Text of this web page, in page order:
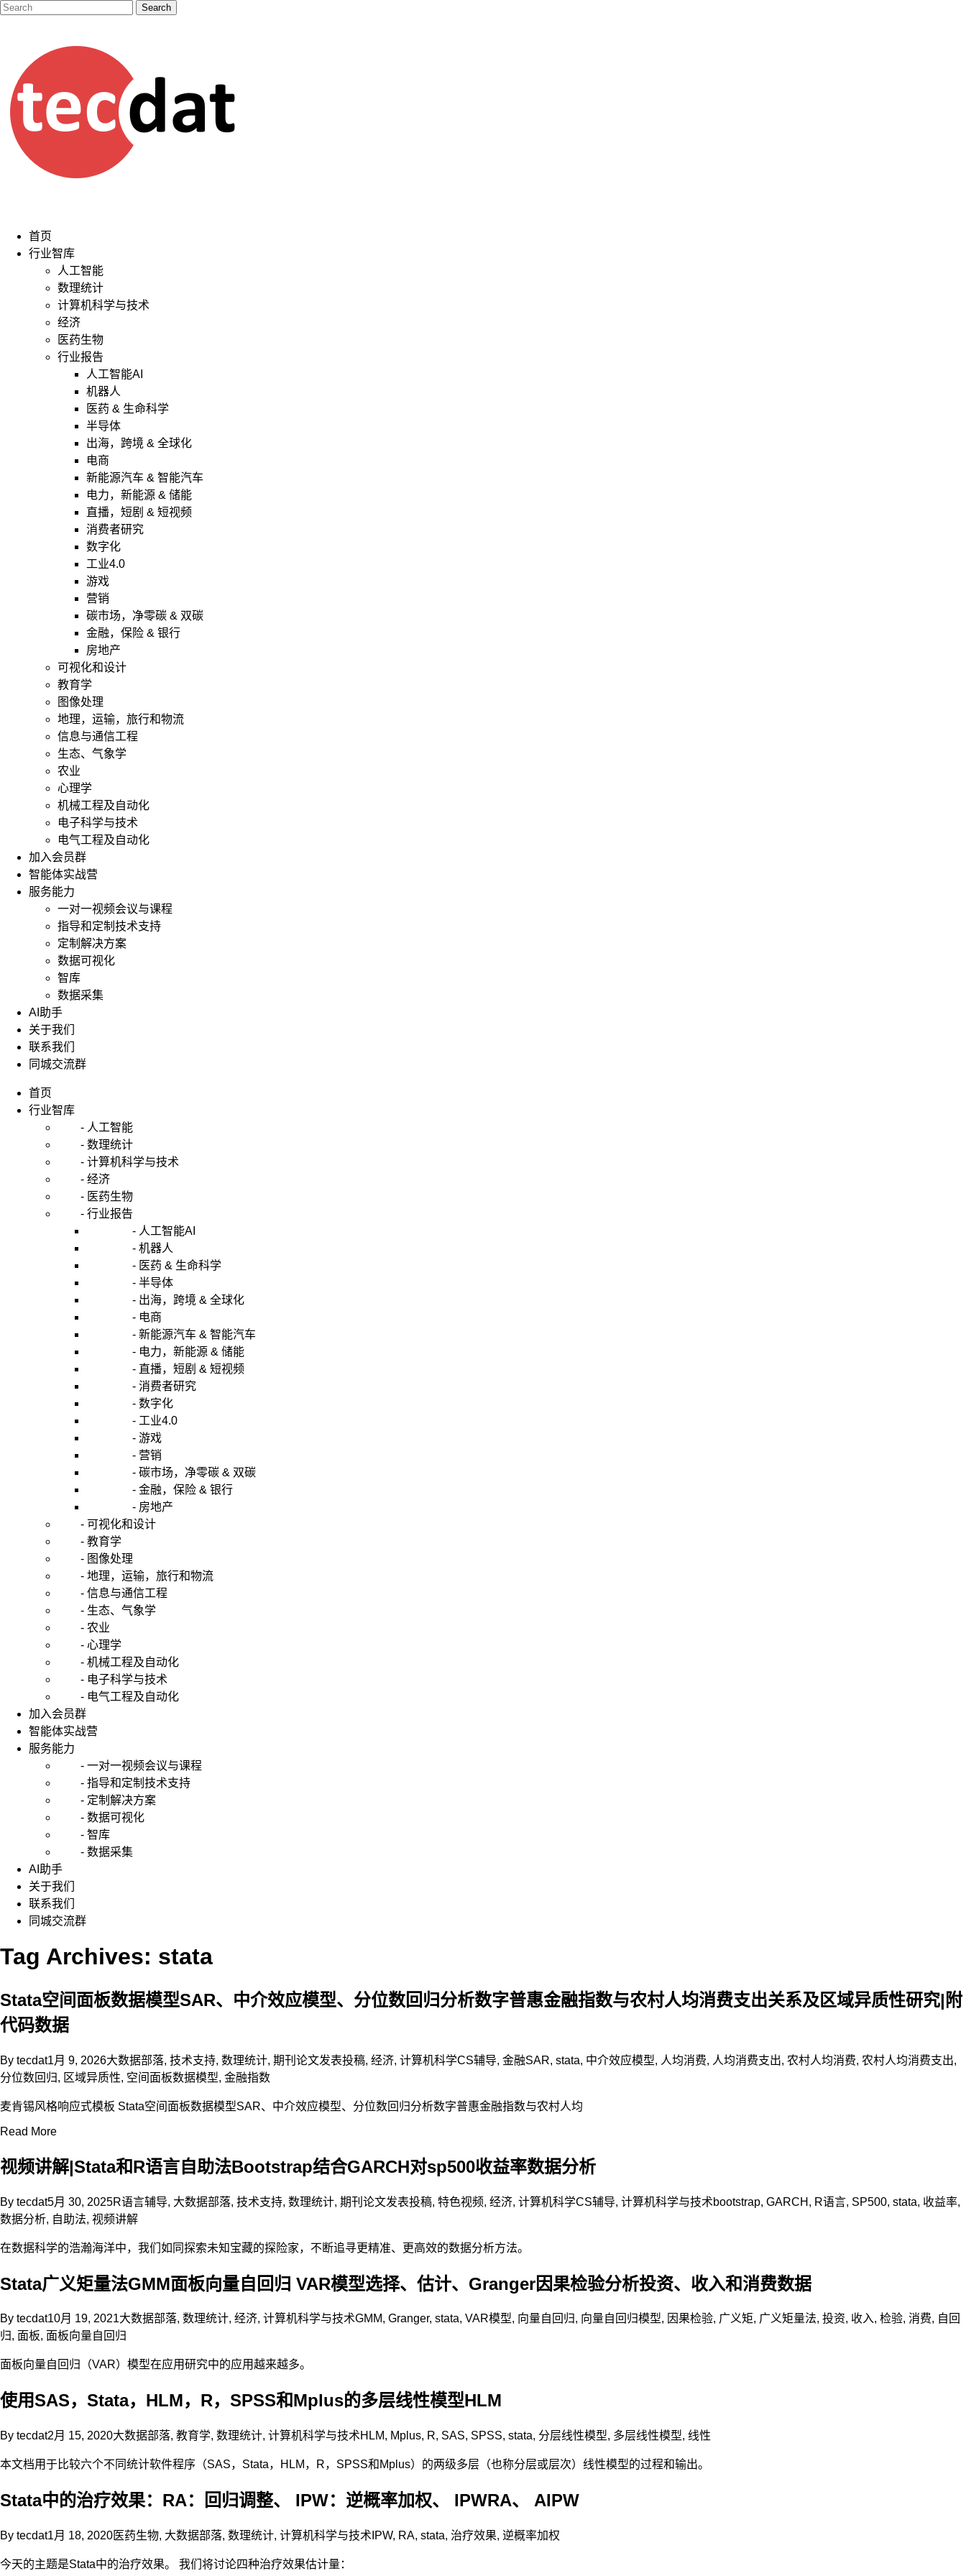
首页
行业智库
人工智能
数理统计
计算机科学与技术
经济
医药生物
行业报告
人工智能AI
机器人
医药 & 生命科学
半导体
出海，跨境 & 全球化
电商
新能源汽车 & 智能汽车
电力，新能源 & 储能
直播，短剧 & 短视频
消费者研究
数字化
工业4.0
游戏
营销
碳市场，净零碳 & 双碳
金融，保险 & 银行
房地产
可视化和设计
教育学
图像处理
地理，运输，旅行和物流
信息与通信工程
生态、气象学
农业
心理学
机械工程及自动化
电子科学与技术
电气工程及自动化
加入会员群
智能体实战营
服务能力
一对一视频会议与课程
指导和定制技术支持
定制解决方案
数据可视化
智库
数据采集
AI助手
关于我们
联系我们
同城交流群
首页
行业智库
- 人工智能
- 数理统计
- 计算机科学与技术
- 经济
- 医药生物
- 行业报告
- 人工智能AI
- 机器人
- 医药 & 生命科学
- 半导体
- 出海，跨境 & 全球化
- 电商
- 新能源汽车 & 智能汽车
- 电力，新能源 & 储能
- 直播，短剧 & 短视频
- 消费者研究
- 数字化
- 工业4.0
- 游戏
- 营销
- 碳市场，净零碳 & 双碳
- 金融，保险 & 银行
- 房地产
- 可视化和设计
- 教育学
- 图像处理
- 地理，运输，旅行和物流
- 信息与通信工程
- 生态、气象学
- 农业
- 心理学
- 机械工程及自动化
- 电子科学与技术
- 电气工程及自动化
加入会员群
智能体实战营
服务能力
- 一对一视频会议与课程
- 指导和定制技术支持
- 定制解决方案
- 数据可视化
- 智库
- 数据采集
AI助手
关于我们
联系我们
同城交流群
Tag Archives: stata
Stata空间面板数据模型SAR、中介效应模型、分位数回归分析数字普惠金融指数与农村人均消费支出关系及区域异质性研究|附
代码数据
By tecdat1月 9, 2026大数据部落, 技术支持, 数理统计, 期刊论文发表投稿, 经济, 计算机科学CS辅导, 金融SAR, stata, 中介效应模型, 人均消费, 人均消费支出, 农村人均消费, 农村人均消费支出,
分位数回归, 区域异质性, 空间面板数据模型, 金融指数
麦肯锡风格响应式模板 Stata空间面板数据模型SAR、中介效应模型、分位数回归分析数字普惠金融指数与农村人均
Read More
视频讲解|Stata和R语言自助法Bootstrap结合GARCH对sp500收益率数据分析
By tecdat5月 30, 2025R语言辅导, 大数据部落, 技术支持, 数理统计, 期刊论文发表投稿, 特色视频, 经济, 计算机科学CS辅导, 计算机科学与技术bootstrap, GARCH , R语言, SP500, stata, 收益率,
数据分析, 自助法, 视频讲解
在数据科学的浩瀚海洋中，我们如同探索未知宝藏的探险家，不断追寻更精准、更高效的数据分析方法。
Stata广义矩量法GMM面板向量自回归 VAR模型选择、估计、Granger因果检验分析投资、收入和消费数据
By tecdat10月 19, 2021大数据部落, 数理统计, 经济, 计算机科学与技术GMM, Granger, stata, VAR模型, 向量自回归, 向量自回归模型, 因果检验, 广义矩, 广义矩量法, 投资, 收入, 检验, 消费, 自回
归, 面板, 面板向量自回归
面板向量自回归（VAR）模型在应用研究中的应用越来越多。
使用SAS，Stata，HLM，R，SPSS和Mplus的多层线性模型HLM
By tecdat2月 15, 2020大数据部落, 教育学, 数理统计, 计算机科学与技术HLM, Mplus, R, SAS, SPSS, stata, 分层线性模型, 多层线性模型, 线性
本文档用于比较六个不同统计软件程序（SAS，Stata，HLM，R，SPSS和Mplus）的两级多层（也称分层或层次）线性模型的过程和输出。
Stata中的治疗效果：RA：回归调整、 IPW：逆概率加权、 IPWRA、 AIPW
By tecdat1月 18, 2020医药生物, 大数据部落, 数理统计, 计算机科学与技术 IPW, RA, stata, 治疗效果, 逆概率加权
今天的主题是Stata中的治疗效果。 我们将讨论四种治疗效果估计量：